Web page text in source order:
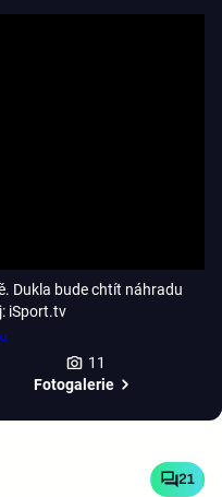
Dukla bude chtít náhradu
iSport.tv
11
Fotogalerie
21